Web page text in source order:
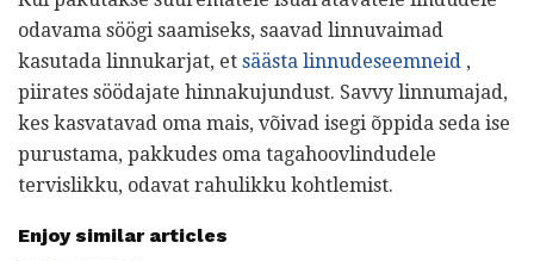
odavama söögi saamiseks, saavad linnuvaimad
kasutada linnukarjat, et säästa linnudeseemneid ,
piirates söödajate hinnakujundust. Savvy linnumajad,
kes kasvatavad oma mais, võivad isegi õppida seda ise
purustama, pakkudes oma tagahoovlindudele
tervislikku, odavat rahulikku kohtlemist.
Enjoy similar articles